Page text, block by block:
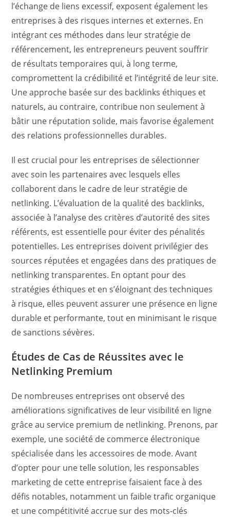
l’échange de liens excessif, exposent également les
entreprises à des risques internes et externes. En
intégrant ces méthodes dans leur stratégie de
référencement, les entrepreneurs peuvent souffrir
de résultats temporaires qui, à long terme,
compromettent la crédibilité et l’intégrité de leur site.
Une approche basée sur des backlinks éthiques et
naturels, au contraire, contribue non seulement à
bâtir une réputation solide, mais favorise également
des relations professionnelles durables.
Il est crucial pour les entreprises de sélectionner
avec soin les partenaires avec lesquels elles
collaborent dans le cadre de leur stratégie de
netlinking. L’évaluation de la qualité des backlinks,
associée à l’analyse des critères d’autorité des sites
référents, est essentielle pour éviter des pénalités
potentielles. Les entreprises doivent privilégier des
sources réputées et engagées dans des pratiques de
netlinking transparentes. En optant pour des
stratégies éthiques et en s’éloignant des techniques
à risque, elles peuvent assurer une présence en ligne
durable et performante, tout en minimisant le risque
de sanctions sévères.
Études de Cas de Réussites avec le
Netlinking Premium
De nombreuses entreprises ont observé des
améliorations significatives de leur visibilité en ligne
grâce au service premium de netlinking. Prenons, par
exemple, une société de commerce électronique
spécialisée dans les accessoires de mode. Avant
d’opter pour une telle solution, les responsables
marketing de cette entreprise faisaient face à des
défis notables, notamment un faible trafic organique
et une compétitivité accrue sur des mots-clés